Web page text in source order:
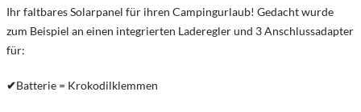
Ihr faltbares Solarpanel für ihren Campingurlaub! Gedacht wurde
zum Beispiel an einen integrierten Laderegler und 3 Anschlussadapter
für:
✔Batterie = Krokodilklemmen